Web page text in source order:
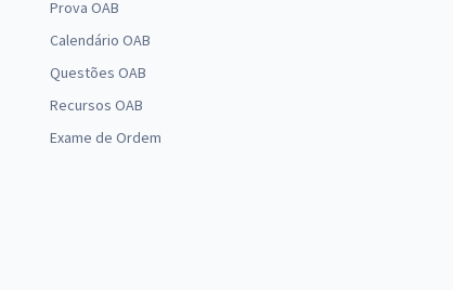
Prova OAB
Calendário OAB
Questões OAB
Recursos OAB
Exame de Ordem